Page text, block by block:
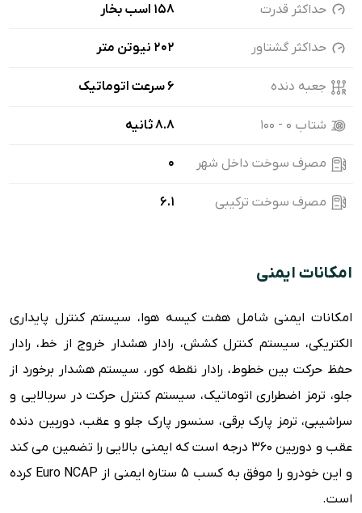
حداکثر قدرت 158 اسب بخار
حداکثر گشتاور 202 نیوتن متر
جعبه دنده ۶ سرعت اتوماتیک
شتاب ۰ - ۱۰۰ 8.8 ثانیه
مصرف سوخت داخل شهر 0
مصرف سوخت ترکیبی 6.1
امکانات ایمنی
امکانات ایمنی شامل هفت کیسه هوا، سیستم کنترل پایداری
الکتریکی، سیستم کنترل کشش، رادار هشدار خروج از خط، رادار
حفظ حرکت بین خطوط، رادار نقطه کور، سیستم هشدار برخورد از
جلو، ترمز اضطراری اتوماتیک، سیستم کنترل حرکت در سربالایی و
سراشیبی، ترمز پارک برقی، سنسور پارک جلو و عقب، دوربین دنده
عقب و دوربین ۳۶۰ درجه است که ایمنی بالایی را تضمین می کند
و این خودرو را موفق به کسب ۵ ستاره ایمنی از Euro NCAP کرده
است.